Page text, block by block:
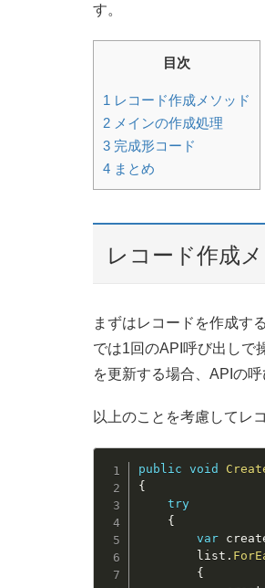
す。
目次
1 レコード作成メソッド
2 メインの作成処理
3 完成形コード
4 まとめ
レコード作成
まずはレコードを作成す
では1回のAPI呼び出しで
を更新する場合、APIの
以上のことを考慮してレ
public void
{
try
{
var
		list
.
{